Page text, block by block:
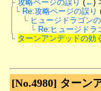
├ 攻略ページの誤り (←)
│└ Re:攻略ページの誤り
│　└ ヒュージドラゴン
│　　└ Re:ヒュージドラ
└ ターンアンデッドの効
[No.4980] ターン